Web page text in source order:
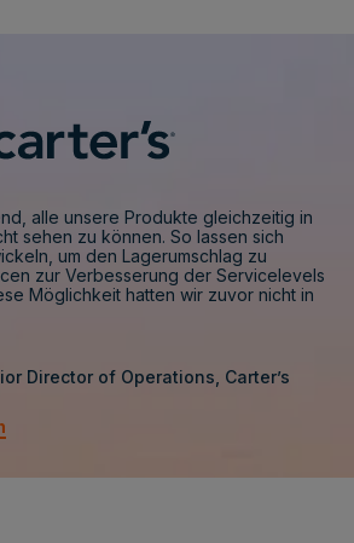
alle unsere Produkte gleichzeitig in
sehen zu können. So lassen sich
um den Lagerumschlag zu
zur Verbesserung der Servicelevels
Möglichkeit hatten wir zuvor nicht in
Director of Operations, Carter’s